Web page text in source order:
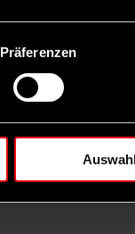
Präferenzen